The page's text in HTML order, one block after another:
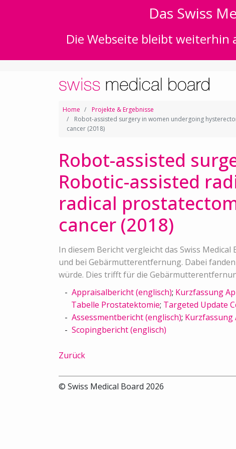
Das Swiss
Die Webseite bleibt
Home
Projekte & Ergebnisse
Robot-assisted surgery in women undergoing
cancer (2018)
Robot-assisted
Robotic-assisted
radical
cancer (2018)
In diesem Bericht vergleicht das Swiss
und bei Gebärmutterentfernung. Dabei
würde. Dies trifft für die
Appraisalbericht (englisch); Kurzfassung
Tabelle Prostatektomie; Targeted Update
Assessmentbericht (englisch); Kurzfassung
Scopingbericht (englisch)
Zurück
© Swiss Medical Board 2026